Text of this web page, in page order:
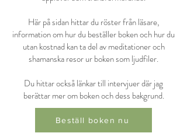
Här på sidan hittar du röster från läsare,
information om hur du beställer boken och hur du
utan kostnad kan ta del av meditationer och
shamanska resor ur boken som ljudfiler.
Du hittar också länkar till intervjuer där jag
berättar mer om boken och dess bakgrund.
Beställ boken nu